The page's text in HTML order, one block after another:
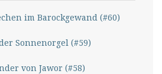
im Barockgewand (#60)
Sonnenorgel (#59)
von Jawor (#58)